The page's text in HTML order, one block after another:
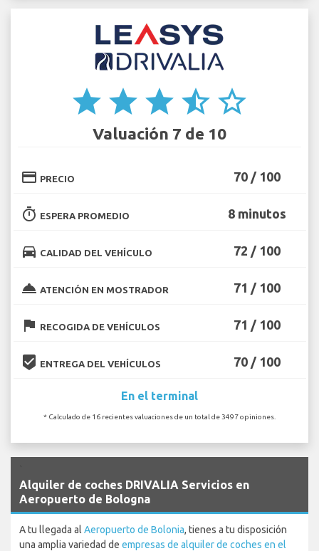
star star star star_half star_border
Valuación 7 de 10
credit_card PRECIO 70 / 100
timer ESPERA PROMEDIO 8 minutos
directions_car CALIDAD DEL VEHÍCULO 72 / 100
room_service ATENCIÓN EN MOSTRADOR 71 / 100
flag RECOGIDA DE VEHÍCULOS 71 / 100
beenhere ENTREGA DEL VEHÍCULOS 70 / 100
En el terminal
* Calculado de 16 recientes valuaciones de un total de 3497 opiniones.
Alquiler de coches DRIVALIA Servicios en
Aeropuerto de Bologna
A tu llegada al Aeropuerto de Bolonia, tienes a tu disposición
una amplia variedad de empresas de alquiler de coches en el